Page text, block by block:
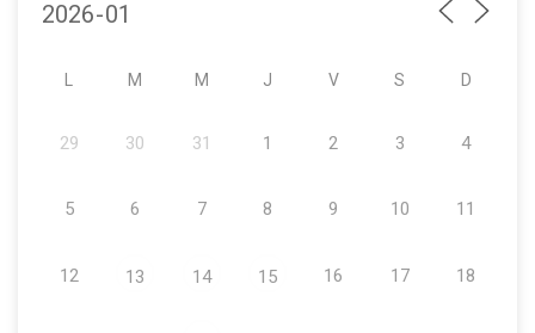
M M J V S D
29 30 31 1 2 3 4
5 6 7 8 9 10 11
12 13 14 15 16 17 18